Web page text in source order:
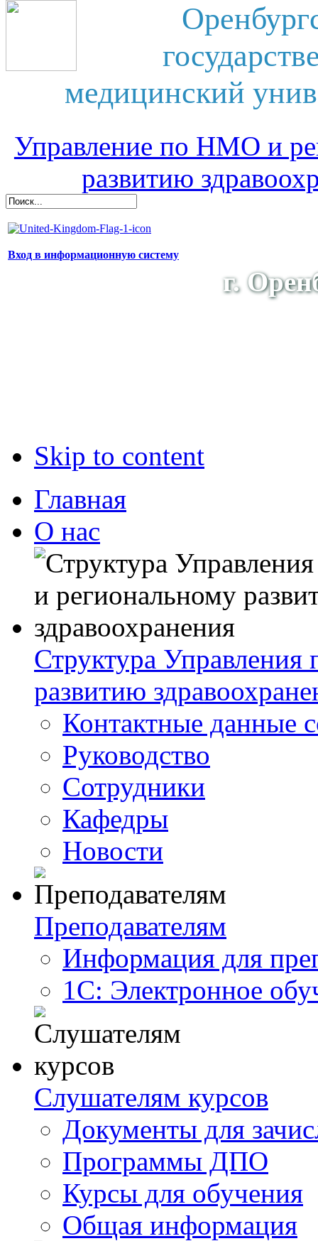
медицинский
Управление по НМО и
развитию
Вход в информационную систему
г.
Skip to content
Главная
О нас
Структура
развитию
Контактные данные
Руководство
Сотрудники
Кафедры
Новости
Преподавателям
Информация для
1С: Электронное
Слушателям курсов
Документы для
Программы ДПО
Курсы для обучения
Общая информация